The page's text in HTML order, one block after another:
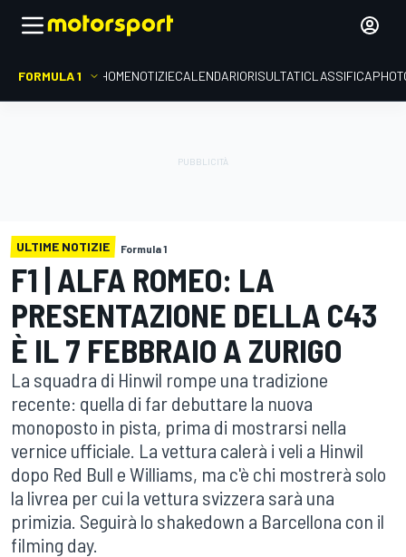
FORMULA 1 HOMENOTIZIECALENDARIORISULTATICLASSIFICA
ULTIME NOTIZIE Formula 1
F1 | ALFA ROMEO: LA
PRESENTAZIONE DELLA C43
È IL 7 FEBBRAIO A ZURIGO
La squadra di Hinwil rompe una tradizione
recente: quella di far debuttare la nuova
monoposto in pista, prima di mostrarsi nella
vernice ufficiale. La vettura calerà i veli a Hinwil
dopo Red Bull e Williams, ma c'è chi mostrerà solo
la livrea per cui la vettura svizzera sarà una
primizia. Seguirà lo shakedown a Barcellona con il
filming day.